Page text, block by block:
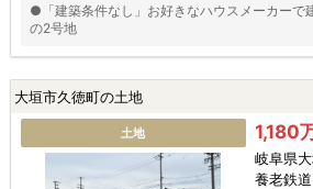
●「建築条件なし」お好きなハウスメーカー
の2号地
大垣市久徳町の土地
土地 1,180
岐阜県
養老鉄